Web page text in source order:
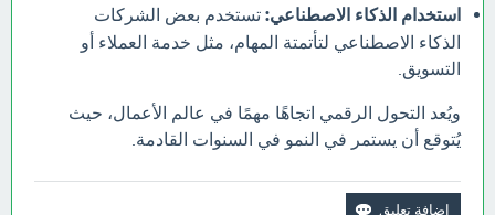
استخدام الذكاء الاصطناعي: تستخدم بعض الشركات
الذكاء الاصطناعي لتأتمتة المهام، مثل خدمة العملاء أو
التسويق.
ويُعد التحول الرقمي اتجاهًا مهمًا في عالم الأعمال، حيث
يُتوقع أن يستمر في النمو في السنوات القادمة.